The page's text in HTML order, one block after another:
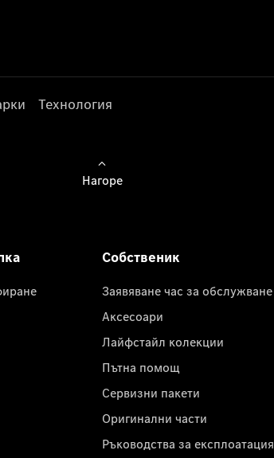
Технология
Нагоре
Собственик
Заявяване час за обслужване
Аксесоари
Лайфстайл колекции
Пътна помощ
Сервизни пакети
Оригинални части
Ръководства за експлоатация